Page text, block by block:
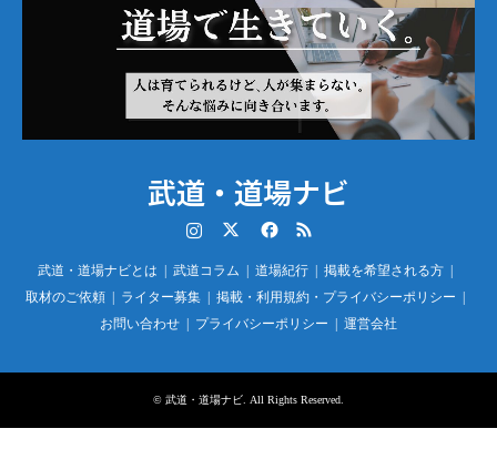
武道・道場ナビ
RSS
武道・道場ナビとは 武道コラム 道場紀行
掲載を希望される方
取材のご依頼
ライター募集
掲載・利用規約・プライバシーポリシー
お問い合わせ
プライバシーポリシー 運営会社
© 武道・道場ナビ . All Rights Reserved.